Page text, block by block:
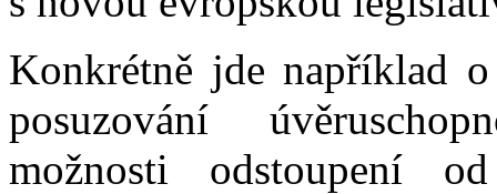
Konkrétně jde například
posuzování
možnosti odstoupení